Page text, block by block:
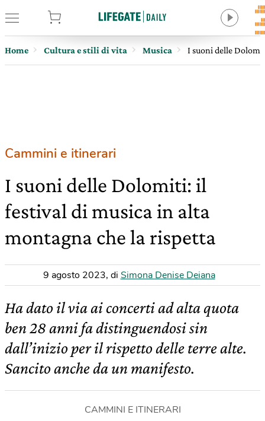
Home Cultura e stili di vita Musica I suoni delle
Cammini e itinerari
I suoni delle Dolomiti: il
festival di musica in alta
montagna che la rispetta
9 agosto 2023, di Simona Denise Deiana
Ha dato il via ai concerti ad alta quota
ben 28 anni fa distinguendosi sin
dall’inizio per il rispetto delle terre alte.
Sancito anche da un manifesto.
CAMMINI E ITINERARI